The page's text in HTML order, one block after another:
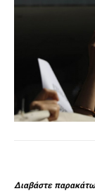
Διαβάστε